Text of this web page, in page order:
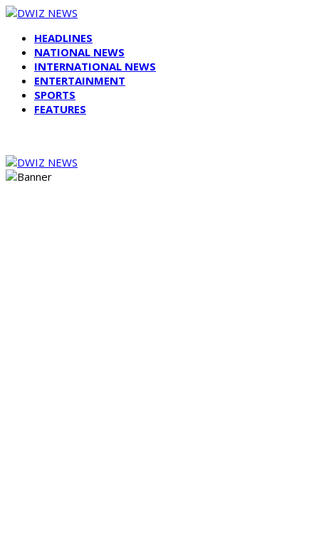
HEADLINES
NATIONAL NEWS
INTERNATIONAL NEWS
ENTERTAINMENT
SPORTS
FEATURES